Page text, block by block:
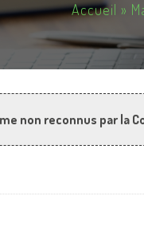
Accueil »
non reconnus par la